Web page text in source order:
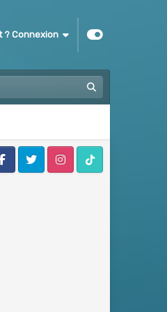
? Connexion
Twitter InstagramTik Tok